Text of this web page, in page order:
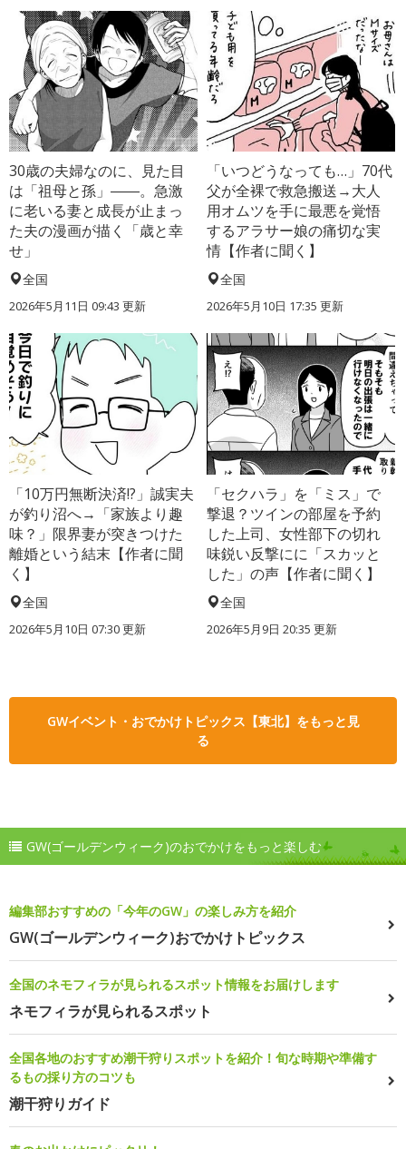
30歳の夫婦なのに、見た目
は「祖母と孫」――。急激
に老いる妻と成長が止まっ
た夫の漫画が描く「歳と幸
せ」
全国
2026年5月11日 09:43 更新
「いつどうなっても…」70代
父が全裸で救急搬送→大人
用オムツを手に最悪を覚悟
するアラサー娘の痛切な実
情【作者に聞く】
全国
2026年5月10日 17:35 更新
「10万円無断決済!?」誠実夫
が釣り沼へ→「家族より趣
味？」限界妻が突きつけた
離婚という結末【作者に聞
く】
全国
2026年5月10日 07:30 更新
「セクハラ」を「ミス」で
撃退？ツインの部屋を予約
した上司、女性部下の切れ
味鋭い反撃にに「スカッと
した」の声【作者に聞く】
全国
2026年5月9日 20:35 更新
GWイベント・おでかけトピックス【東北】をもっと見
る
GW(ゴールデンウィーク)のおでかけをもっと楽しむ
編集部おすすめの「今年のGW」の楽しみ方を紹介
GW(ゴールデンウィーク)おでかけトピックス
全国のネモフィラが見られるスポット情報をお届けします
ネモフィラが見られるスポット
全国各地のおすすめ潮干狩りスポットを紹介！旬な時期や準備す
るもの採り方のコツも
潮干狩りガイド